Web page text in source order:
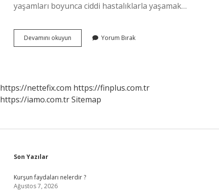
yaşamları boyunca ciddi hastalıklarla yaşamak…
Devamını okuyun
Insan
Yorum Bırak
https://nettefix.com https://finplus.com.tr
https://iamo.com.trSitemap
Sidebar
Son Yazılar
Kurşun faydaları nelerdir ?
Ağustos 7, 2026